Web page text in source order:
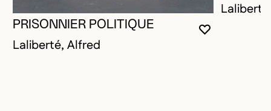
VOUS
FERMER
OUVRIR LA
PRISONNIER POLITIQUE
Laliberté, Alfred